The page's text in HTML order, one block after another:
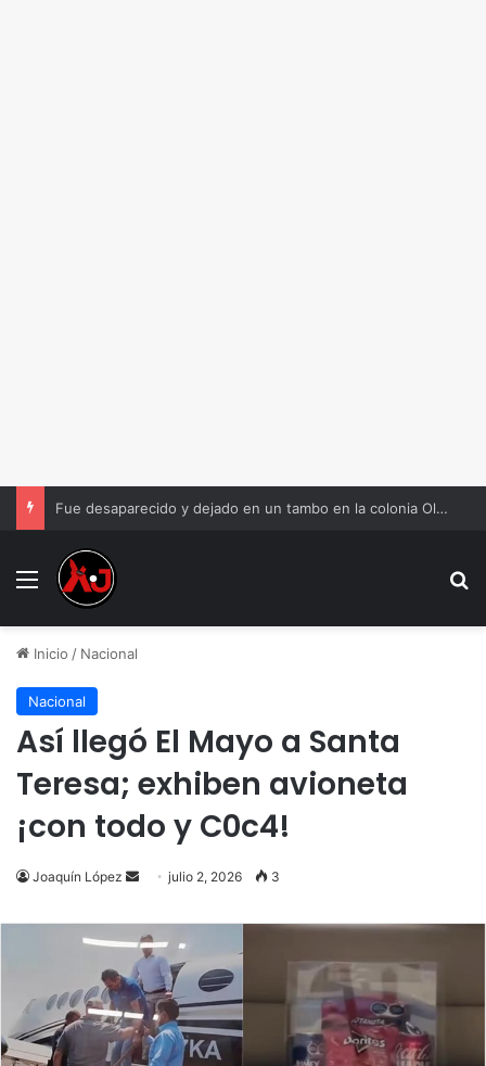
Fue desaparecido y dejado en un tambo en la colonia Olivia Espinoza
Menu
Inicio / Nacional
Nacional
Así llegó El Mayo a Santa
Teresa; exhiben avioneta
¡con todo y C0c4!
Joaquín López
Send
email
julio 2, 2026 3